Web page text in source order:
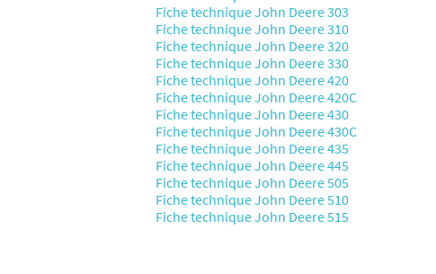
Fiche technique John Deere 303
Fiche technique John Deere 310
Fiche technique John Deere 320
Fiche technique John Deere 330
Fiche technique John Deere 420
Fiche technique John Deere 420C
Fiche technique John Deere 430
Fiche technique John Deere 430C
Fiche technique John Deere 435
Fiche technique John Deere 445
Fiche technique John Deere 505
Fiche technique John Deere 510
Fiche technique John Deere 515